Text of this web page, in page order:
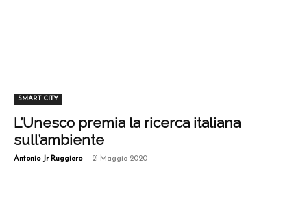
SMART CITY
L’Unesco premia la ricerca italiana
sull’ambiente
Antonio Jr Ruggiero - 21 Maggio 2020